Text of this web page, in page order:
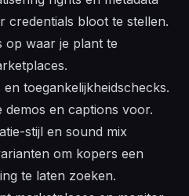
credentials bloot te stellen.
op waar je plant te
toegankelijkheidschecks.
en captions voor.
stijl en sound mix
om kopers een
te laten zoeken.